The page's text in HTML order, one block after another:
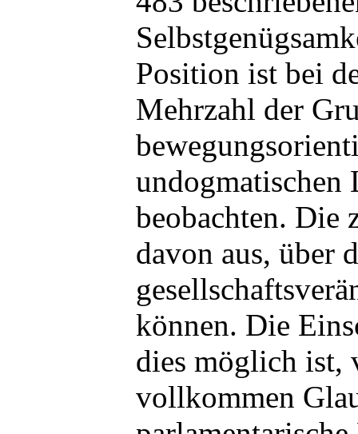
Position ist bei
Mehrzahl der
undogmatischen
beobachten. Die
davon aus, über
können. Die
dies möglich ist,
vollkommen